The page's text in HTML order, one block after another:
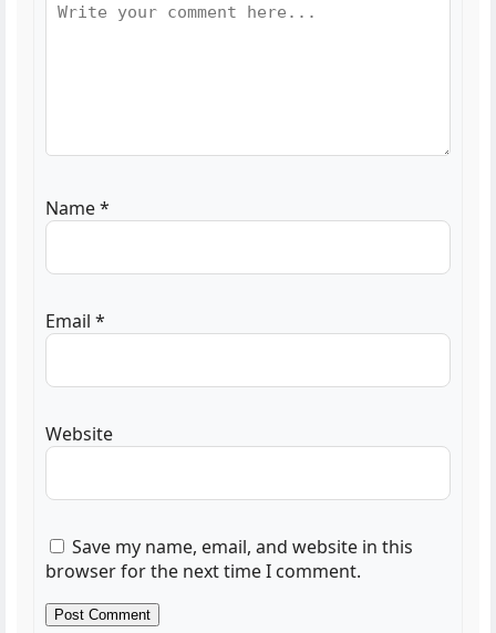
Name*
Email *
Website
Save my name, email, and website in this
browser for the next time I comment.